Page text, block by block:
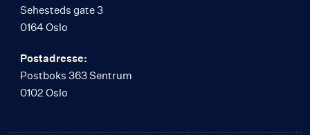
Sehesteds gate 3
0164 Oslo
Postadresse:
Postboks 363 Sentrum
0102 Oslo